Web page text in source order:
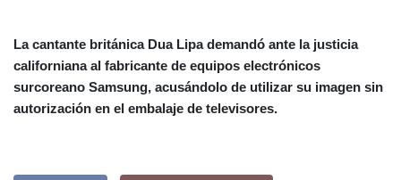
La cantante británica Dua Lipa demandó ante la justicia
californiana al fabricante de equipos electrónicos
surcoreano Samsung, acusándolo de utilizar su imagen sin
autorización en el embalaje de televisores.